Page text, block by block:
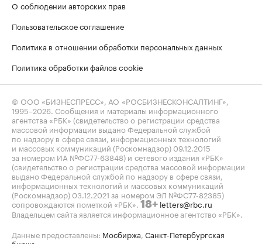
О соблюдении авторских прав
Пользовательское соглашение
Политика в отношении обработки персональных данных
Политика обработки файлов cookie
© ООО «БИЗНЕСПРЕСС», АО «РОСБИЗНЕСКОНСАЛТИНГ»,
1995–2026 . Сообщения и материалы информационного
агентства «РБК» (свидетельство о регистрации средства
массовой информации выдано Федеральной службой
по надзору в сфере связи, информационных технологий
и массовых коммуникаций (Роскомнадзор) 09.12.2015
за номером ИА №ФС77-63848) и сетевого издания «РБК»
(свидетельство о регистрации средства массовой информации
выдано Федеральной службой по надзору в сфере связи,
информационных технологий и массовых коммуникаций
(Роскомнадзор) 03.12.2021 за номером ЭЛ №ФС77-82385)
сопровождаются пометкой «РБК». 18+ letters@rbc.ru
Владельцем сайта является информационное агентство «РБК».
Данные предоставлены: Мосбиржа Санкт-Петербургская